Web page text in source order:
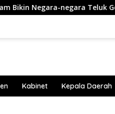
negara Teluk Gelap Gulita
Kabinet Kepala Daerah